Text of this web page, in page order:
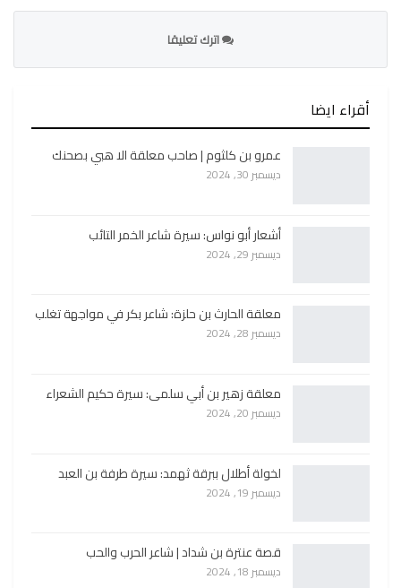
اترك تعليقا
أقراء ايضا
عمرو بن كلثوم | صاحب معلقة الا هبي بصحنك
ديسمبر 30, 2024
أشعار أبو نواس: سيرة شاعر الخمر التائب
ديسمبر 29, 2024
معلقة الحارث بن حلزة: شاعر بكر في مواجهة تغلب
ديسمبر 28, 2024
معلقة زهير بن أبي سلمى: سيرة حكيم الشعراء
ديسمبر 20, 2024
لخولة أطلال ببرقة ثهمد: سيرة طرفة بن العبد
ديسمبر 19, 2024
قصة عنترة بن شداد | شاعر الحرب والحب
ديسمبر 18, 2024